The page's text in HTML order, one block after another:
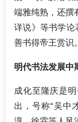
端雅纯熟，还撰
详说》等书学论
善书得帝王赏识。
明代书法发展中
成化至隆庆是
出，号称“吴中